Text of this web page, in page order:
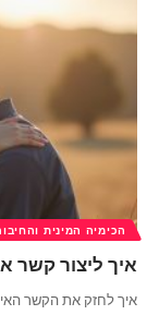
הכימיה המינית
איך ליצור קשר
איך לחזק את הקשר